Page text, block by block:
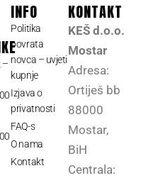
–
INFO
Politika
povrata
novca – uvjeti
kupnje
Izjava o
privatnosti
FAQ-s
O nama
Kontakt
KONTAKT
KEŠ d.o.o.
Mostar
Adresa:
Ortiješ bb
88000
Mostar,
BiH
Centrala: